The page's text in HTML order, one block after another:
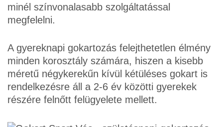
minél színvonalasabb szolgáltatással
megfelelni.
A gyereknapi gokartozás felejthetetlen élmény
minden korosztály számára, hiszen a kisebb
méretű négykerekűn kívül kétüléses gokart is
rendelkezésre áll a 2-6 év közötti gyerekek
részére felnőtt felügyelete mellett.